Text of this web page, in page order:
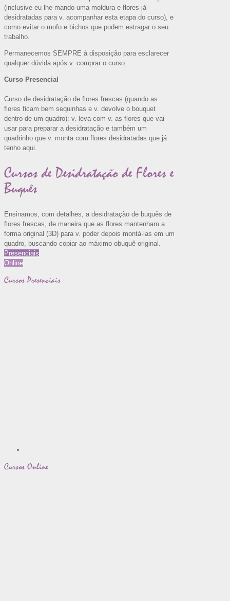
(inclusive eu lhe mando uma moldura e flores já
desidratadas para v. acompanhar esta etapa do curso), e
como evitar o mofo e bichos que podem estragar o seu
trabalho.
Permanecemos SEMPRE à disposição para esclarecer
qualquer dúvida após v. comprar o curso.
Curso Presencial
Curso de desidratação de flores frescas (quando as
flores ficam bem sequinhas e v. devolve o bouquet
dentro de um quadro): v. leva com v. as flores que vai
usar para preparar a desidratação e também um
quadrinho que v. monta com flores desidratadas que já
tenho aqui.
Cursos de Desidratação de Flores e
Buquês
Ensinamos, com detalhes, a desidratação de buquês de
flores frescas, de maneira que as flores mantenham a
forma original (3D) para v. poder depois montá-las em um
quadro, buscando copiar ao máximo obuquê original.
Presenciais
Online
Cursos Presenciais
Cursos Online